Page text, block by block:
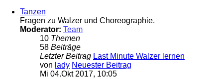
Tanzen
Fragen zu Walzer und Choreographie.
Moderator: Team
10 Themen
58 Beiträge
Letzter Beitrag Last Minute Walzer lernen
von lady Neuester Beitrag
Mi 04.Okt 2017, 10:05